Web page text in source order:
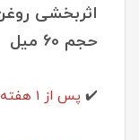
حجم 60 میل
✔️ پس از 1 هفته